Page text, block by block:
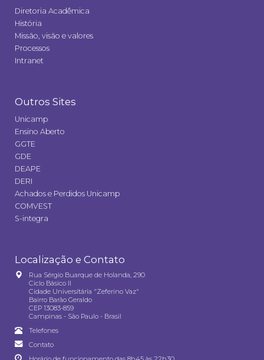
Diretoria Acadêmica
História
Missão, visão e valores
Processos
Intranet
Outros Sites
Unicamp
Ensino Aberto
GGTE
GDE
DEAPE
DERI
Achados e Perdidos Unicamp
COMVEST
S-integra
Localização e Contato
Rua Sérgio Buarque de Holanda, 290
Ciclo Básico II
Cidade Universitária "Zeferino Vaz"
Bairro Barão Geraldo
CEP 13083-859
Campinas - São Paulo - Brasil
Telefones
Contato